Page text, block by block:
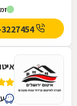
1993...
072-3227454